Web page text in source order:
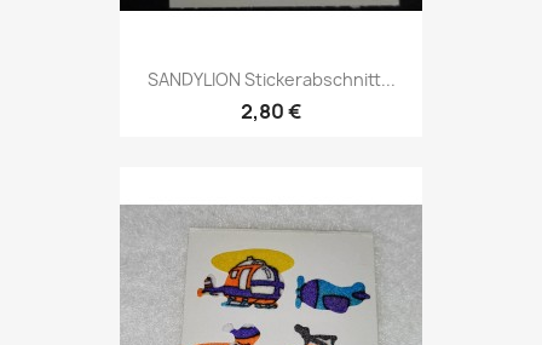
SANDYLION Stickerabschnitt...
2,80 €